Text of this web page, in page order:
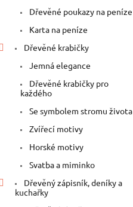
Dřevěné poukazy na peníze
Karta na peníze
Dřevěné krabičky
Jemná elegance
Dřevěné krabičky pro
každého
Se symbolem stromu života
Zvířecí motivy
Horské motivy
Svatba a miminko
Dřevěný zápisník, deníky a
kuchařky